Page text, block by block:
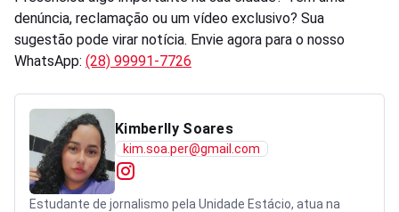
denúncia, reclamação ou um vídeo exclusivo? Sua
sugestão pode virar notícia. Envie agora para o nosso
WhatsApp: (28) 99991-7726
Kimberlly Soares
kim.soa.per@gmail.com
Estudante de jornalismo pela Unidade Estácio, atua na